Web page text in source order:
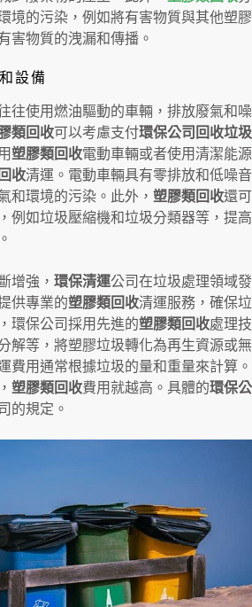
境的污染，例如將有害物質與其他塑膠
害物質的洩漏和傳播。
設備
往使用燃油驅動的車輛，排放廢氣和噪
類回收可以考慮支付環保公司回收垃圾
塑膠類回收電動車輛或者使用清潔能源
收清運。電動車輛具有零排放和低噪音
和環境的污染。此外， 塑膠類回收還可
例如垃圾壓縮機和垃圾分類器等，提高
增強， 環保清運公司在垃圾處理領域發
供專業的塑膠類回收清運服務，確保垃
環保公司採用先進的塑膠類回收處理技
解等，將塑膠垃圾轉化為再生資源或無
費用通常根據垃圾的量和重量來計算。
塑膠類回收費用就越高。具體的環保公
的規定。